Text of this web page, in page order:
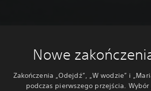
Nowe
Zakończenia „Odejdź”, „W wodzie” i
podczas pierwszego przejścia. Wybór